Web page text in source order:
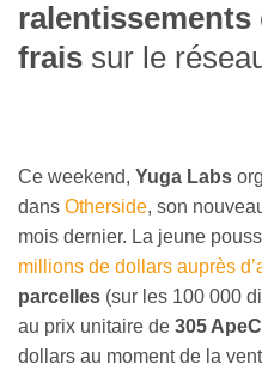
ralentissements
frais sur le
Ce weekend, Yuga Labs
dans Otherside, son
mois dernier. La jeune
millions de dollars auprès
parcelles (sur les 100 000
au prix unitaire de 305
dollars au moment de la